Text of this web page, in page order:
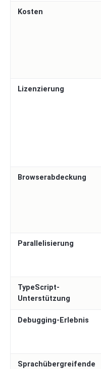
Kosten
Lizenzierung
Browserabdeckung
Parallelisierung
TypeScript-
Unterstützung
Debugging-Erlebnis
Sprachübergreifende